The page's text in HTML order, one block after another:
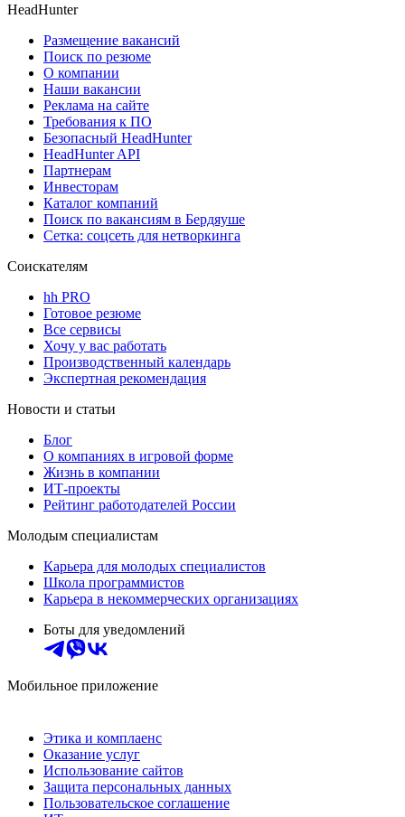
HeadHunter
Размещение вакансий
Поиск по резюме
О компании
Наши вакансии
Реклама на сайте
Требования к ПО
Безопасный HeadHunter
HeadHunter API
Партнерам
Инвесторам
Каталог компаний
Поиск по вакансиям в Бердяуше
Сетка: соцсеть для нетворкинга
Соискателям
hh PRO
Готовое резюме
Все сервисы
Хочу у вас работать
Производственный календарь
Экспертная рекомендация
Новости и статьи
Блог
О компаниях в игровой форме
Жизнь в компании
ИТ-проекты
Рейтинг работодателей России
Молодым специалистам
Карьера для молодых специалистов
Школа программистов
Карьера в некоммерческих организациях
Боты для уведомлений
Мобильное приложение
Этика и комплаенс
Оказание услуг
Использование сайтов
Защита персональных данных
Пользовательское соглашение